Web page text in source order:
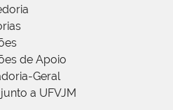
de Apoio
Geral
a UFVJM